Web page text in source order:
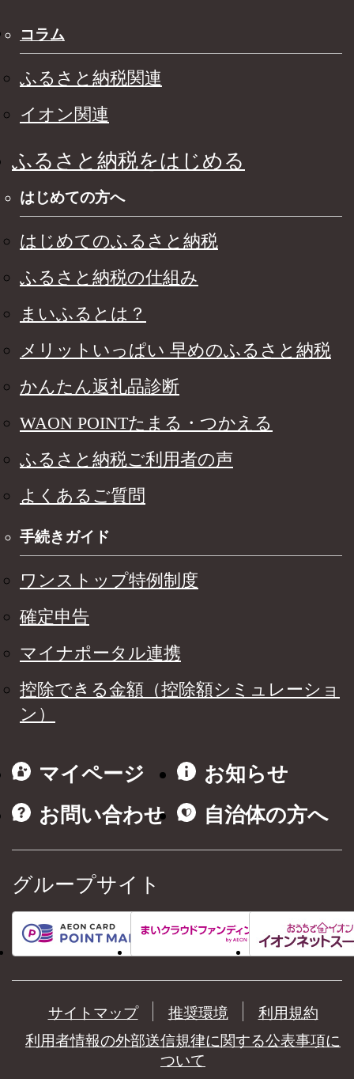
コラム
ふるさと納税関連
イオン関連
ふるさと納税をはじめる
はじめての方へ
はじめてのふるさと納税
ふるさと納税の仕組み
まいふるとは？
メリットいっぱい 早めのふるさと納税
かんたん返礼品診断
WAON POINTたまる・つかえる
ふるさと納税ご利用者の声
よくあるご質問
手続きガイド
ワンストップ特例制度
確定申告
マイナポータル連携
控除できる金額（控除額シミュレーショ
ン）
マイページ
お知らせ
お問い合わせ
自治体の方へ
グループサイト
サイトマップ 推奨環境
利用規約
利用者情報の外部送信規律に関する公表事項に
ついて